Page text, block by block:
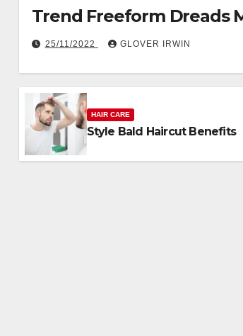
Trend Freeform Dreads
25/11/2022 GLOVER IRWIN
HAIR CARE
Style Bald Haircut Benefits